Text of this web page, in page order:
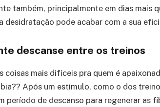
também, principalmente em dias mais
desidratação pode acabar com a sua
descanse entre os treinos
coisas mais difíceis pra quem é
Após um estímulo, como o dos
período de descanso para regenerar as